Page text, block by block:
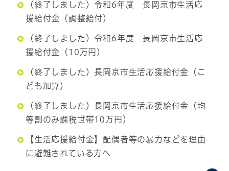
（終了しました）令和6年度 長岡京市生活応
援給付金（調整給付）
（終了しました）令和6年度 長岡京市生活応
援給付金（10万円）
（終了しました）長岡京市生活応援給付金（こ
ども加算）
（終了しました）長岡京市生活応援給付金（均
等割のみ課税世帯10万円）
【生活応援給付金】配偶者等の暴力などを理由
に避難されている方へ